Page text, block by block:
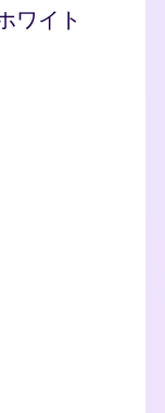
ワイト